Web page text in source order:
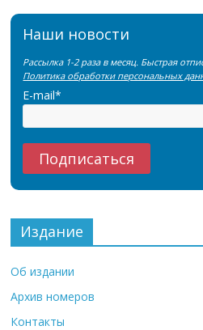
Наши новости
Рассылка 1-2 раза в месяц. Быстрая
Политика обработки персональных
E-mail*
Издание
Об издании
Архив номеров
Контакты